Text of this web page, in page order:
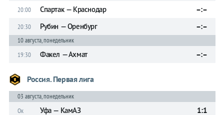
20:00 Спартак — Краснодар –:–
20:30 Рубин — Оренбург –:–
10 августа, понедельник
19:30
Факел — Ахмат –:–
Россия. Первая лига
03 августа, понедельник
Ок
Уфа — КамАЗ 1:1